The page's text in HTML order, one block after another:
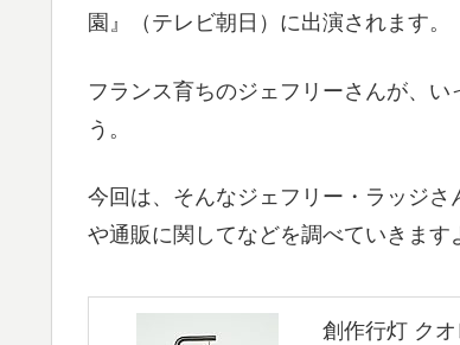
園』（テレビ朝日）に出演されます。
フランス育ちのジェフリーさんが、
う。
今回は、そんなジェフリー・ラッジ
や通販に関してなどを調べていきます
創作行灯 ク